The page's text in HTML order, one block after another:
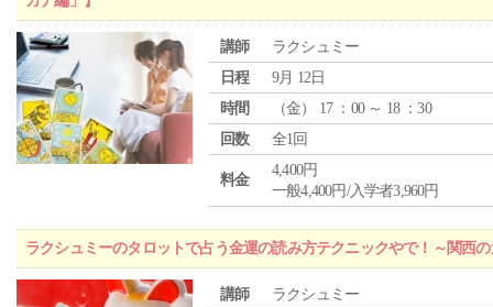
講師
ラクシュミー
日程
9月 12日
時間
（金） 17 ：00 ～ 18 ：30
回数
全1回
料金
4,400円
一般4,400円/入学者3,960円
ラクシュミーのタロットで占う金運の読み方テクニックやで！～関西
講師
ラクシュミー